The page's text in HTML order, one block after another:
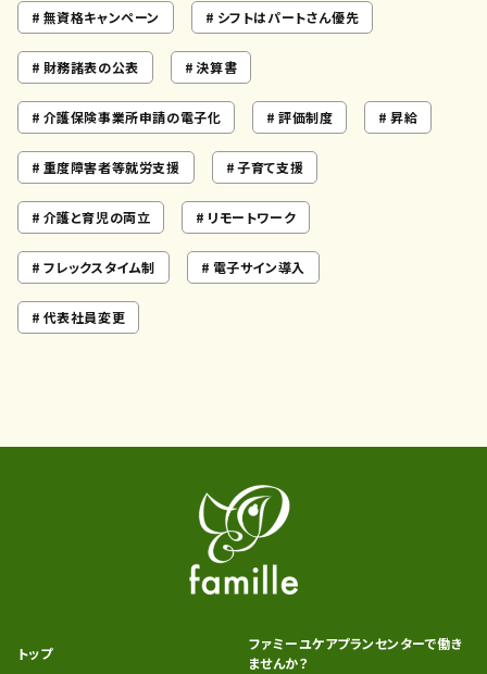
無資格キャンペーン シフトはパートさん優先
財務諸表の公表 決算書
介護保険事業所申請の電子化 評価制度 昇給
重度障害者等就労支援 子育て支援
介護と育児の両立 リモートワーク
フレックスタイム制 電子サイン導入
代表社員変更
トップ
ファミーユケアプランセンターで働き
ませんか？